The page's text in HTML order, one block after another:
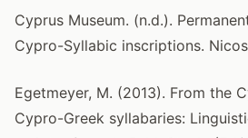
Cyprus Museum. (n.d.).
Cypro-Syllabic inscriptions.
Egetmeyer, M. (2013). From the
Cypro-Greek syllabaries: